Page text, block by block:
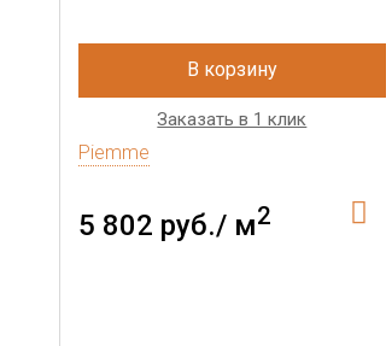
В корзину
Заказать в 1 клик
Piemme
5 802 руб./ м2